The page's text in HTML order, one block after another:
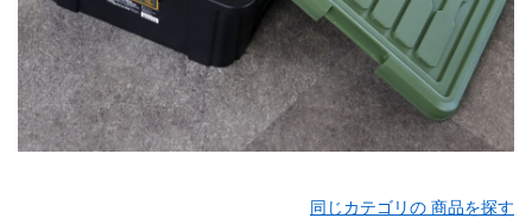
同じカテゴリの 商品を探す